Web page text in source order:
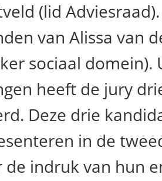
(lid
van Alissa van
sociaal domein).
heeft de jury
Deze drie
in de
de indruk van hun